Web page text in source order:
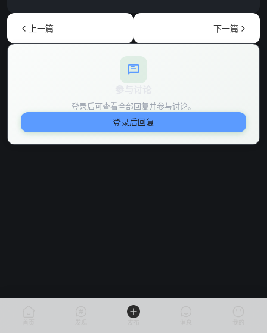
上一篇 下一篇
登录后可查看全部回复并参与讨论。
登录后回复